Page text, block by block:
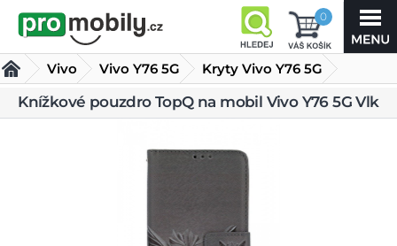
0
Vivo Vivo Y76 5G Kryty Vivo Y76 5G
Knížkové pouzdro TopQ na mobil Vivo Y76 5G Vlk
Knížkové pouzdro TopQ na mobil Vivo Y76 5G Vlk